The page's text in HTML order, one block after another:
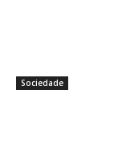
Sociedade